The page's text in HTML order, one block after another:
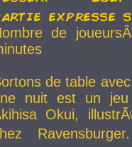
expresse
de
de table
nuit est un
Okui,